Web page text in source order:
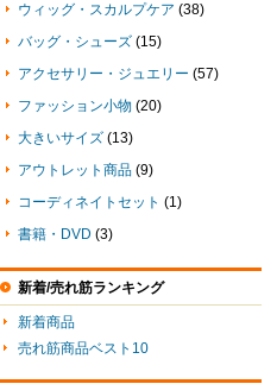
ウィッグ・スカルプケア (38)
バッグ・シューズ (15)
アクセサリー・ジュエリー (57)
ファッション小物 (20)
大きいサイズ (13)
アウトレット商品 (9)
コーディネイトセット (1)
書籍・DVD (3)
新着/売れ筋ランキング
新着商品
売れ筋商品ベスト10